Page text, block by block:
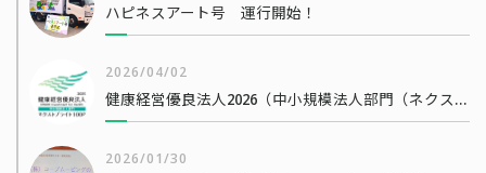
ハピネスアート号 運行開始！
2026/04/02
健康経営優良法人2026（中小規模法人部門（ネクストブライト1000））
2026/01/30